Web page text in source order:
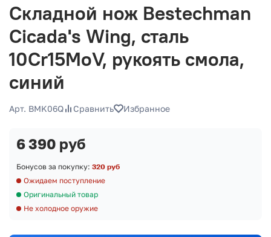
Складной нож Bestechman
Cicada's Wing, сталь
10Cr15MoV, рукоять смола,
синий
Арт. BMK06Q Сравнить Избранное
6 390 руб
Бонусов за покупку: 320 руб
Ожидаем поступление
Оригинальный товар
Не холодное оружие